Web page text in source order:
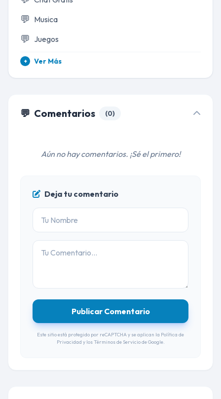
💬 Musica
💬 Juegos
+ Ver Más
💬 Comentarios (0)
Aún no hay comentarios. ¡Sé el primero!
Deja tu comentario
Publicar Comentario
Este sitio está protegido por reCAPTCHA y se aplican la Política de
Privacidad y losTérminos de Serviciode Google.